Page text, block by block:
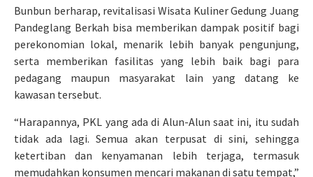
Bunbun berharap, revitalisasi Wisata Kuliner Gedung Juang
Pandeglang Berkah bisa memberikan dampak positif bagi
perekonomian lokal, menarik lebih banyak pengunjung,
serta memberikan fasilitas yang lebih baik bagi para
pedagang maupun masyarakat lain yang datang ke
kawasan tersebut.
“Harapannya, PKL yang ada di Alun-Alun saat ini, itu sudah
tidak ada lagi. Semua akan terpusat di sini, sehingga
ketertiban dan kenyamanan lebih terjaga, termasuk
memudahkan konsumen mencari makanan di satu tempat,”